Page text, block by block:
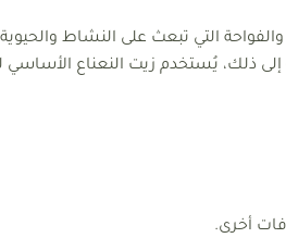
التي تبعث على النشاط
إلى ذلك، يُستخدم زيت النعناع
أخرى.